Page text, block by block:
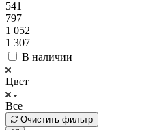
541
797
1 052
1 307
В наличии
Цвет
Все
Очистить фильтр